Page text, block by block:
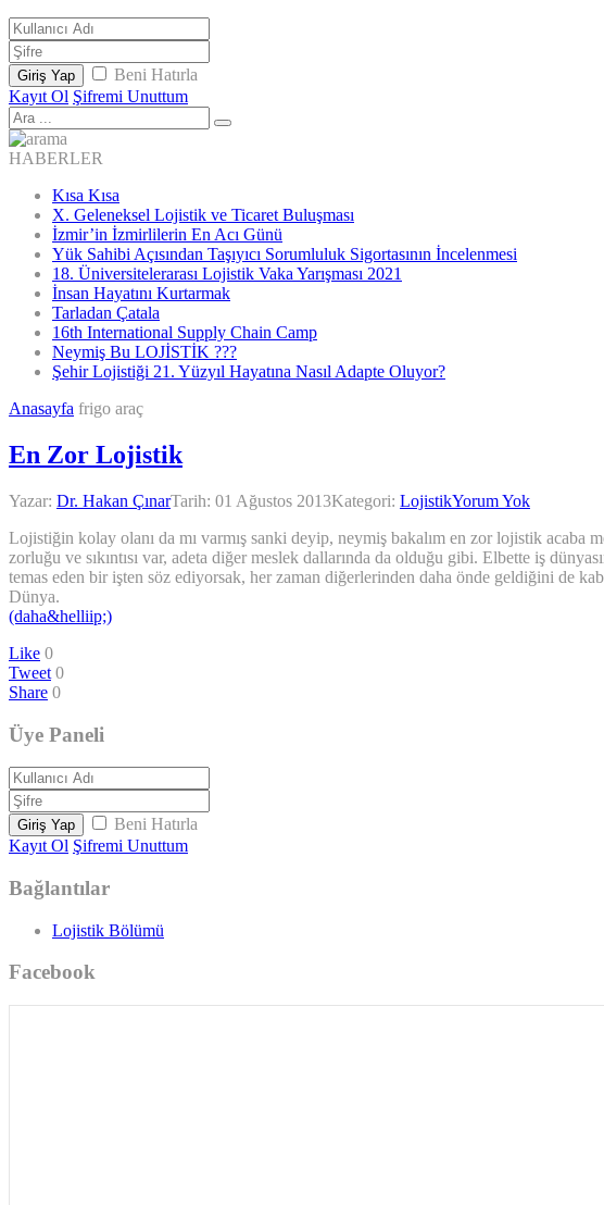
Giriş Yap
Beni Hatırla
Kayıt Ol Şifremi Unuttum
HABERLER
Kısa Kısa
X. Geleneksel Lojistik ve Ticaret Buluşması
İzmir’in İzmirlilerin En Acı Günü
Yük Sahibi Açısından Taşıyıcı Sorumluluk Sigortasının İncelenmesi
18. Üniversitelerarası Lojistik Vaka Yarışması 2021
İnsan Hayatını Kurtarmak
Tarladan Çatala
16th International Supply Chain Camp
Neymiş Bu LOJİSTİK ???
Şehir Lojistiği 21. Yüzyıl Hayatına Nasıl Adapte Oluyor?
Anasayfa frigo araç
En Zor Lojistik
Yazar: Dr. Hakan ÇınarTarih: 01 Ağustos 2013Kategori: LojistikYorum Yok
Lojistiğin kolay olanı da mı varmış sanki deyip, neymiş bakalım en zor lojistik acaba
zorluğu ve sıkıntısı var, adeta diğer meslek dallarında da olduğu gibi. Elbette iş
temas eden bir işten söz ediyorsak, her zaman diğerlerinden daha önde geldiğini de
Dünya.
(daha&helliip;)
Like 0
Tweet 0
Share 0
Üye Paneli
Giriş Yap
Beni Hatırla
Kayıt Ol Şifremi Unuttum
Bağlantılar
Lojistik Bölümü
Facebook